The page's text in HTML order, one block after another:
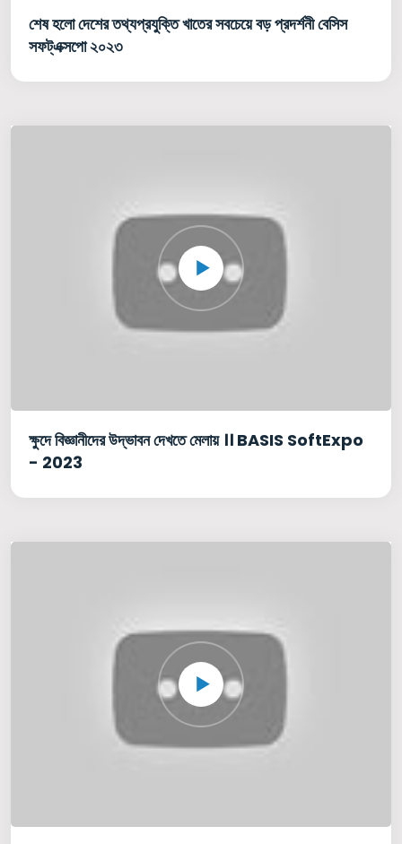
শেষ হলো দেশের তথ্যপ্রযুক্তি খাতের সবচেয়ে বড় প্রদর্শনী বেসিস
সফট্এক্সপো ২০২৩
ক্ষুদে বিজ্ঞানীদের উদ্ভাবন দেখতে মেলায় ।। BASIS SoftExpo
- 2023